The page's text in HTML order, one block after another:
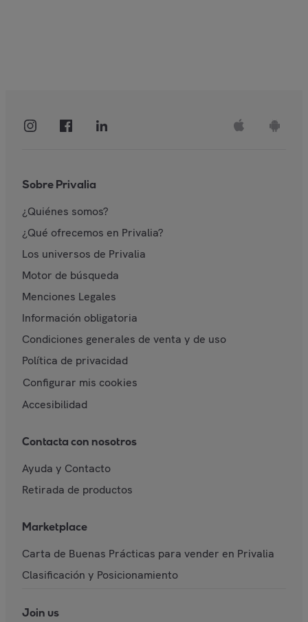
Sobre Privalia
¿Quiénes somos?
¿Qué ofrecemos en Privalia?
Los universos de Privalia
Motor de búsqueda
Menciones Legales
Información obligatoria
Condiciones generales de venta y de uso
Política de privacidad
Configurar mis cookies
Accesibilidad
Contacta con nosotros
Ayuda y Contacto
Retirada de productos
Marketplace
Carta de Buenas Prácticas para vender en Privalia
Clasificación y Posicionamiento
Join us